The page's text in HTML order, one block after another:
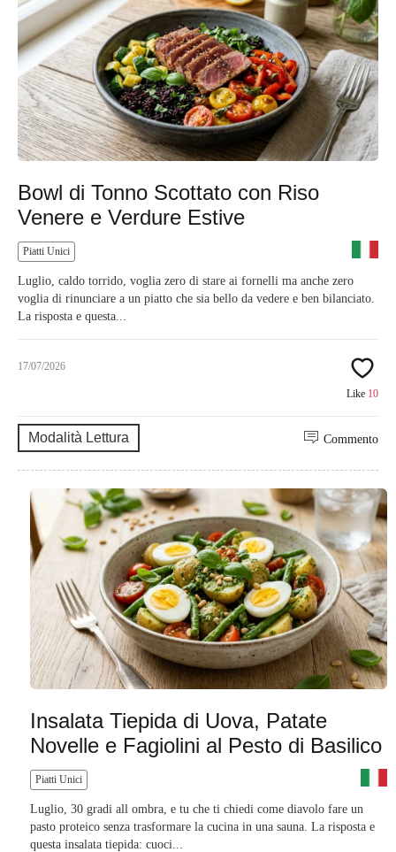
Bowl di Tonno Scottato con Riso
Venere e Verdure Estive
Piatti Unici
Luglio, caldo torrido, voglia zero di stare ai fornelli ma anche zero
voglia di rinunciare a un piatto che sia bello da vedere e ben bilanciato.
La risposta e questa...
17/07/2026
Like 10
Modalità Lettura Commento
Insalata Tiepida di Uova, Patate
Novelle e Fagiolini al Pesto di Basilico
Piatti Unici
Luglio, 30 gradi all ombra, e tu che ti chiedi come diavolo fare un
pasto proteico senza trasformare la cucina in una sauna. La risposta e
questa insalata tiepida: cuoci...